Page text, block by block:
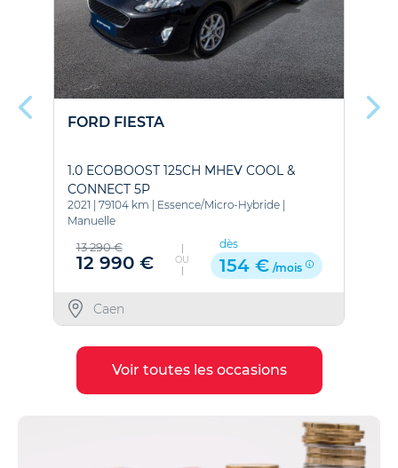
FORD FIESTA
1.0 ECOBOOST 125CH MHEV COOL &
CONNECT 5P
2021 | 79104 km | Essence/Micro-Hybride |
Manuelle
13 290 €
12 990 € OU
dès
154 € /mois
Caen
Voir toutes les occasions